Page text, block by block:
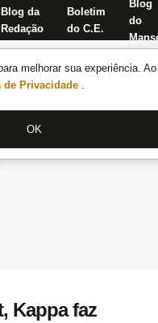
melhorar sua experiência.
de Privacidade .
OK
Blog da
Redação
Boletim
do C.E.
Blog
do
Kappa faz